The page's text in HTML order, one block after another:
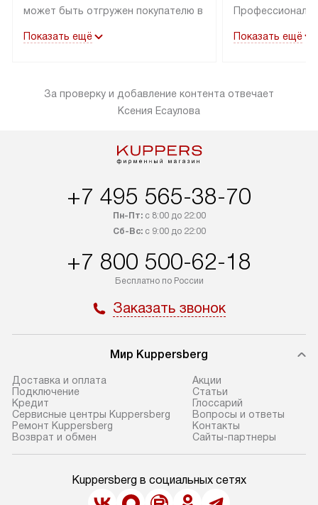
может быть отгружен покупателю в
специальным лейблом
оплачивается дополнительно.
Возможна доставка товаров по
Показать ещё
эксплуатации
подключается
Показать ещё
За проверку и добавление контента отвечает
Ксения Есаулова
+7 495 565-38-70
Пн-Пт:с 8:00 до 22:00
Сб-Вс:с 9:00 до 22:00
+7 800 500-62-18
Бесплатно по России
Заказать звонок
Мир Kuppersberg
Доставка и оплата
Подключение
Кредит
Сервисные центры Kuppersberg
Ремонт Kuppersberg
Возврат и обмен
Акции
Cтатьи
Глоссарий
Вопросы и ответы
Контакты
Сайты-партнеры
Kuppersberg в социальных сетях